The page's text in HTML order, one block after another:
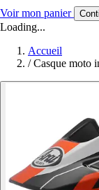
Voir mon panier
Loading...
Accueil
/ Casque moto